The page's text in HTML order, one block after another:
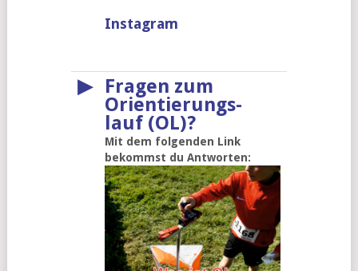
Instagram
▶
Fragen zum
Orientierungs-
lauf (OL)?
Mit dem folgenden Link
bekommst du Antworten: